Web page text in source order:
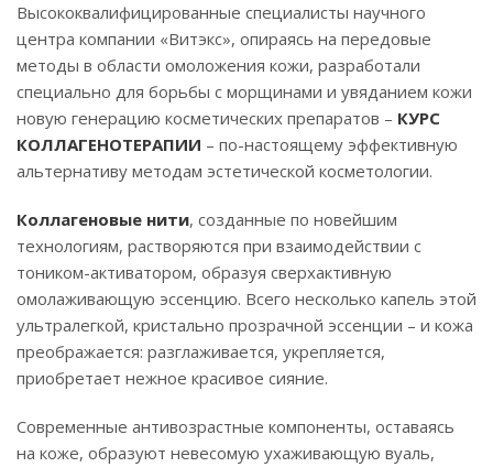
Высококвалифицированные специалисты научного
центра компании «Витэкс», опираясь на передовые
методы в области омоложения кожи, разработали
специально для борьбы с морщинами и увяданием кожи
новую генерацию косметических препаратов – КУРС
КОЛЛАГЕНОТЕРАПИИ – по-настоящему эффективную
альтернативу методам эстетической косметологии.
Коллагеновые нити, созданные по новейшим
технологиям, растворяются при взаимодействии с
тоником-активатором, образуя сверхактивную
омолаживающую эссенцию. Всего несколько капель этой
ультралегкой, кристально прозрачной эссенции – и кожа
преображается: разглаживается, укрепляется,
приобретает нежное красивое сияние.
Современные антивозрастные компоненты, оставаясь
на коже, образуют невесомую ухаживающую вуаль,